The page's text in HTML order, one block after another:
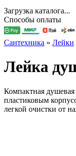
Загрузка каталога...
Способы оплаты
Сантехника » Лейки
Лейка
Компактная
пластиковым
легкой очистки от